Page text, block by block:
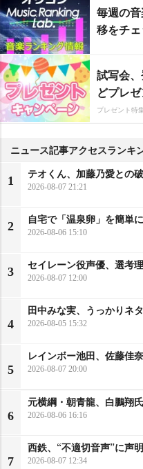
毎週の
移をチェ
試写会
どプレゼ
プレゼント特
ニュース記事アクセスランキ
1
テオくん、加藤乃愛との
2026-08-07 21:21
2
自宅で「温泉卵」を簡単
2026-08-06 15:10
3
セイレーン役声優、選考
2026-08-07 12:00
4
田中みな実、うっかりネ
2026-08-05 15:32
5
レインボー池田、佐藤佳
2026-08-07 20:00
6
元横綱・朝青龍、白鵬翔
2026-08-06 16:16
7
西鉄、“不適切音声”に声明
2026-08-07 12:34